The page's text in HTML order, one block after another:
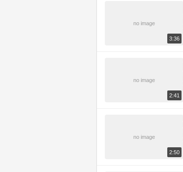
no image
3:36
no image
2:41
no image
2:50